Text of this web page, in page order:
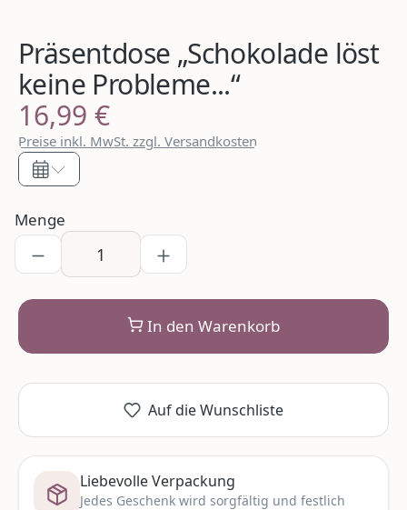
Präsentdose „Schokolade löst
keine Probleme...“
Regulärer Preis:
16,99 €
Preise inkl. MwSt. zzgl. Versandkosten
Menge
In den Warenkorb
Auf die Wunschliste
Liebevolle Verpackung
Jedes Geschenk wird sorgfältig und festlich